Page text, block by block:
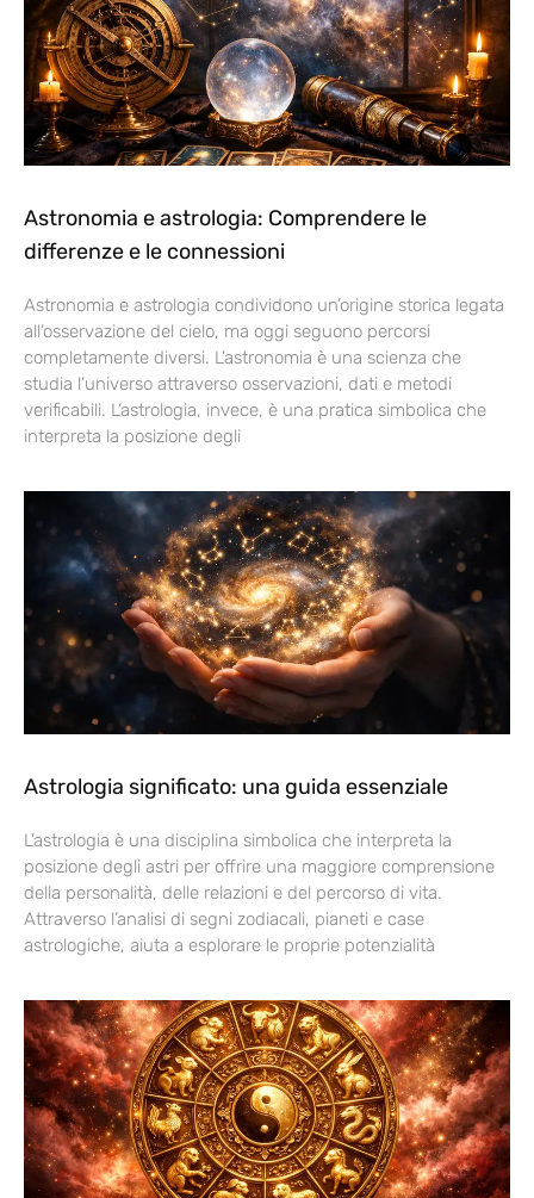
Astronomia e astrologia: Comprendere le
differenze e le connessioni
Astronomia e astrologia condividono un’origine storica legata
all’osservazione del cielo, ma oggi seguono percorsi
completamente diversi. L’astronomia è una scienza che
studia l’universo attraverso osservazioni, dati e metodi
verificabili. L’astrologia, invece, è una pratica simbolica che
interpreta la posizione degli
Astrologia significato: una guida essenziale
L’astrologia è una disciplina simbolica che interpreta la
posizione degli astri per offrire una maggiore comprensione
della personalità, delle relazioni e del percorso di vita.
Attraverso l’analisi di segni zodiacali, pianeti e case
astrologiche, aiuta a esplorare le proprie potenzialità